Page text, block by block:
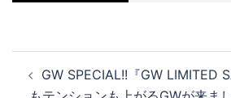
稿
GW SPECIAL!!『GW LIMITED